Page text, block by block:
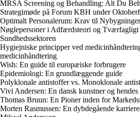
MRSA Screening og Behandling: Alt Du
Strategimøde på Forum KBH under
Optimalt Personalerum: Krav til
Nøglepersoner i Adfærdsteori og Tværfagligt
Sundhedssektoren
Hygiejniske principper ved
medicinhåndtering
Wish: En guide til europæiske forbrugere
Epidemiologi: En grundlæggende guide
Polyklonale antistoffer vs. Monoklonale
Vivi Andersen: En dansk kunstner og
Thomas Bruun: En Pioner inden for
Morten Rasmussen: En dybdegående